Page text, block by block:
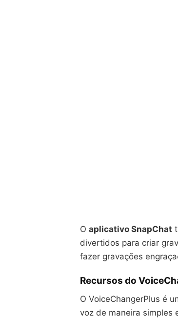
O aplicativo SnapChat
divertidos para criar
fazer gravações
Recursos do
O VoiceChangerPlus é
voz de maneira simples